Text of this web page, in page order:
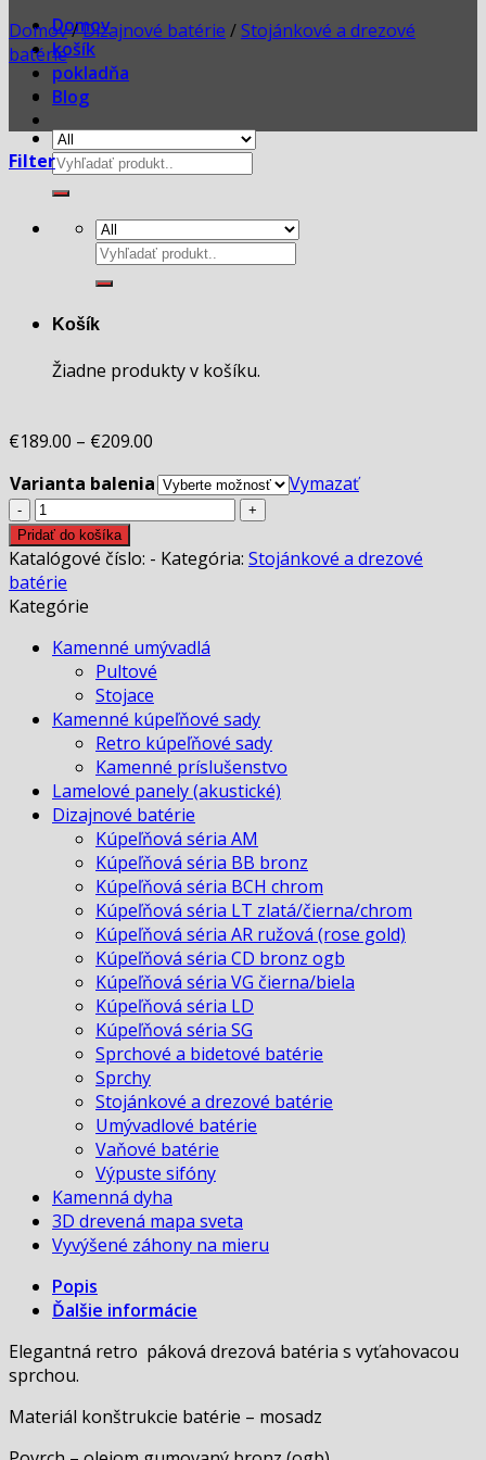
Domov
košík
pokladňa
Blog
Hľadať:
Hľadať:
Košík
Žiadne produkty v košíku.
Domov/Dizajnové batérie /Stojánkové a drezové
batérie
Filter
€189.00 – €209.00
Varianta balenia
Vymazať
množstvo
Rustikálna
drezová
batéria
so
ogb
Pridať do košíka
Katalógové číslo: - Kategória: Stojánkové a drezové
batérie
Kategórie
Kamenné umývadlá
Pultové
Stojace
Kamenné kúpeľňové sady
Retro kúpeľňové sady
Kamenné príslušenstvo
Lamelové panely (akustické)
Dizajnové batérie
Kúpeľňová séria AM
Kúpeľňová séria BB bronz
Kúpeľňová séria BCH chrom
Kúpeľňová séria LT zlatá/čierna/chrom
Kúpeľňová séria AR ružová (rose gold)
Kúpeľňová séria CD bronz ogb
Kúpeľňová séria VG čierna/biela
Kúpeľňová séria LD
Kúpeľňová séria SG
Sprchové a bidetové batérie
Sprchy
Stojánkové a drezové batérie
Umývadlové batérie
Vaňové batérie
Výpuste sifóny
Kamenná dyha
3D drevená mapa sveta
Vyvýšené záhony na mieru
Popis
Ďalšie informácie
Elegantná retro páková drezová batéria s vyťahovacou
sprchou.
Materiál konštrukcie batérie – mosadz